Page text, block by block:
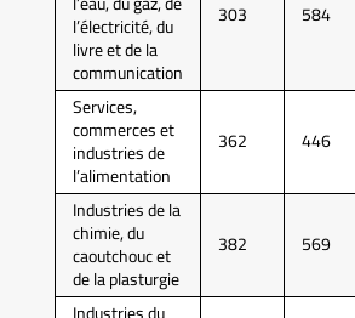
l’électricité, du
livre et de la
communication
303 584
Services,
commerces et
industries de
l’alimentation
362 446
Industries de la
chimie, du
caoutchouc et
de la plasturgie
382 569